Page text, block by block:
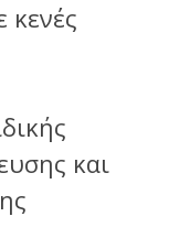
κενές
και